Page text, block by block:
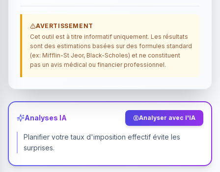
AVERTISSEMENT
Cet outil est à titre informatif uniquement. Les résultats
sont des estimations basées sur des formules standard
(ex: Mifflin-St Jeor, Black-Scholes) et ne constituent
pas un avis médical ou financier professionnel.
Analyses IA Analyser avec l'IA
Planifier votre taux d'imposition effectif évite les
surprises.